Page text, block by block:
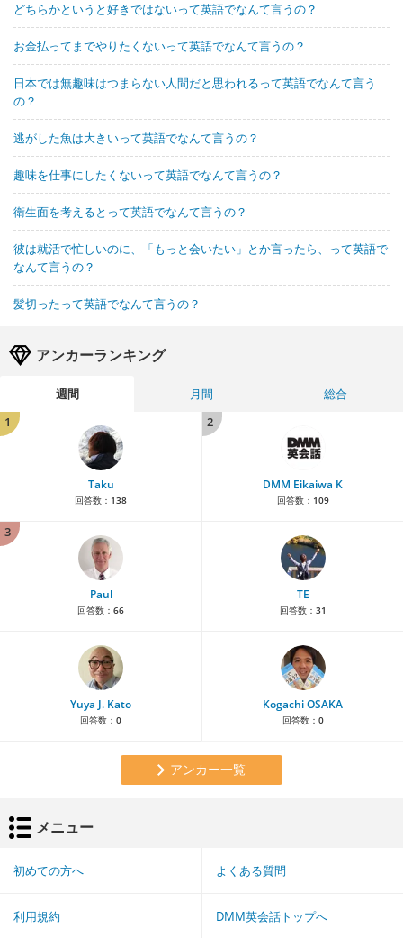
どちらかというと好きではないって英語でなんて言うの？
お金払ってまでやりたくないって英語でなんて言うの？
日本では無趣味はつまらない人間だと思われるって英語でなんて言う
の？
逃がした魚は大きいって英語でなんて言うの？
趣味を仕事にしたくないって英語でなんて言うの？
衛生面を考えるとって英語でなんて言うの？
彼は就活で忙しいのに、「もっと会いたい」とか言ったら、って英語で
なんて言うの？
髪切ったって英語でなんて言うの？
アンカーランキング
週間 月間
総合
1
Taku
回答数： 138
2
DMM Eikaiwa K
回答数： 109
3
Paul
回答数： 66
TE
回答数： 31
Yuya J. Kato
回答数： 0
Kogachi OSAKA
回答数： 0
アンカー一覧
メニュー
初めての方へ よくある質問
利用規約 DMM英会話トップへ